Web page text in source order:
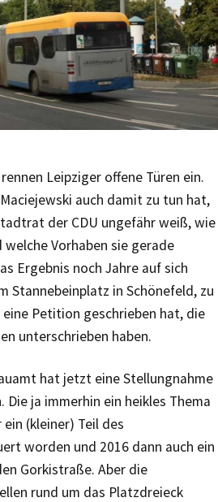
Leipziger offene Türen ein.
auch damit zu tun hat,
der CDU ungefähr weiß, wie
Vorhaben sie gerade
Ergebnis noch Jahre auf sich
Stannebeinplatz in Schönefeld, zu
Petition geschrieben hat, die
unterschrieben haben.
hat jetzt eine Stellungnahme
ja immerhin ein heikles Thema
(kleiner) Teil des
worden und 2016 dann auch ein
Gorkistraße. Aber die
rund um das Platzdreieck